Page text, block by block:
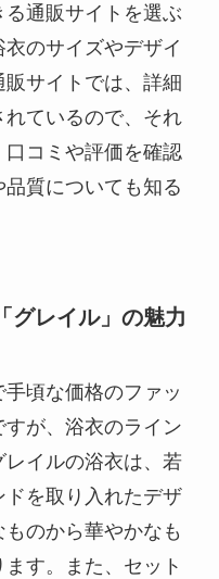
通販サイトを選ぶ
のサイズやデザイ
サイトでは、詳細
ているので、それ
コミや評価を確認
質についても知る
グレイル」の魅力
手頃な価格のファッ
が、浴衣のライン
イルの浴衣は、若
を取り入れたデザ
のから華やかなも
す。また、セット